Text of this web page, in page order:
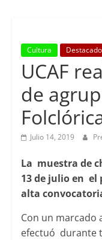
Compañías
Cultura Destacado
UCAF
de
Julio 14, 2019
La muestra de
13 de julio en el
alta
Con un marcado
efectuó durante